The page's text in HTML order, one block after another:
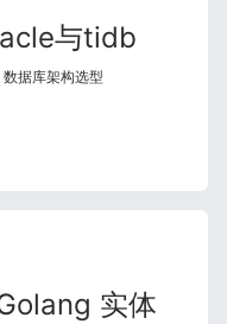
与tidb
数据库架构选型
实体